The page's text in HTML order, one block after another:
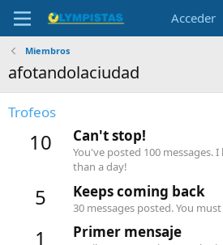
Acceder
Miembros
afotandolaciudad
Trofeos
10 Can't stop!
You've posted 100 messages.
than a day!
5 Keeps coming back
30 messages posted. You
1 Primer mensaje